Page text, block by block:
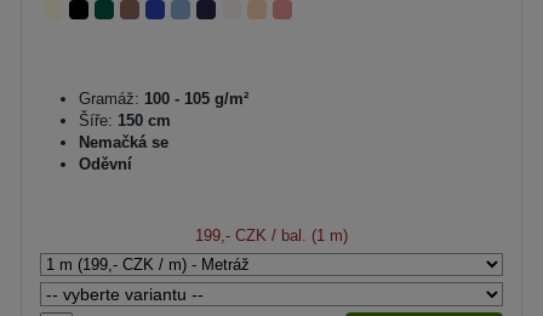
Gramáž: 100 - 105 g/m²
Šíře: 150 cm
Nemačká se
Oděvní
199,- CZK / bal. (1 m)